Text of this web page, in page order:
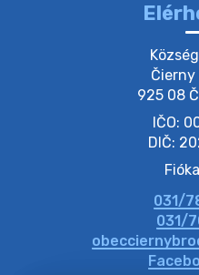
20. július 2026 11:53
20. július 2026 11:48
Čierny
925 08
IČO:
DIČ:
031/
031/